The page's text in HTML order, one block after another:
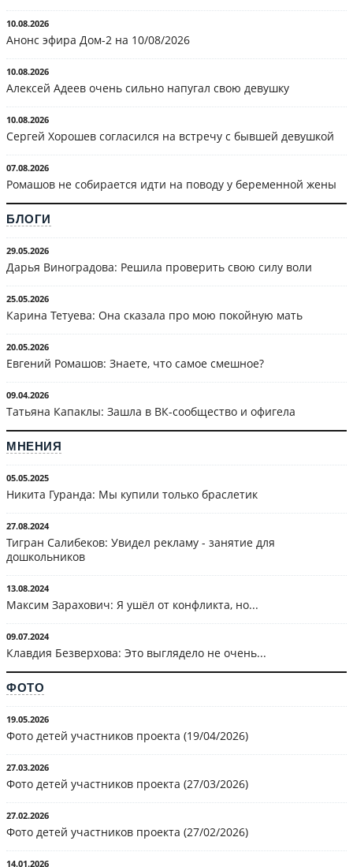
10.08.2026
Анонс эфира Дом-2 на 10/08/2026
10.08.2026
Алексей Адеев очень сильно напугал свою девушку
10.08.2026
Сергей Хорошев согласился на встречу с бывшей девушкой
07.08.2026
Ромашов не собирается идти на поводу у беременной жены
БЛОГИ
29.05.2026
Дарья Виноградова: Решила проверить свою силу воли
25.05.2026
Карина Тетуева: Она сказала про мою покойную мать
20.05.2026
Евгений Ромашов: Знаете, что самое смешное?
09.04.2026
Татьяна Капаклы: Зашла в ВК-сообщество и офигела
МНЕНИЯ
05.05.2025
Никита Гуранда: Мы купили только браслетик
27.08.2024
Тигран Салибеков: Увидел рекламу - занятие для
дошкольников
13.08.2024
Максим Зарахович: Я ушёл от конфликта, но...
09.07.2024
Клавдия Безверхова: Это выглядело не очень...
ФОТО
19.05.2026
Фото детей участников проекта (19/04/2026)
27.03.2026
Фото детей участников проекта (27/03/2026)
27.02.2026
Фото детей участников проекта (27/02/2026)
14.01.2026